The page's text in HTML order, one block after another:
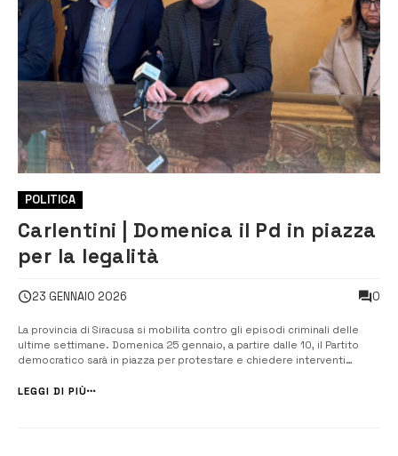
POLITICA
Carlentini | Domenica il Pd in piazza
per la legalità
23 GENNAIO 2026 0
La provincia di Siracusa si mobilita contro gli episodi criminali delle
ultime settimane. Domenica 25 gennaio, a partire dalle 10, il Partito
democratico sarà in piazza per protestare e chiedere interventi
parola d’ordine della manifestazione, che si svolgerà presso il
LEGGI DI PIÙ